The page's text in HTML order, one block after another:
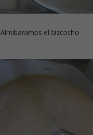
Almibaramos el bizcocho